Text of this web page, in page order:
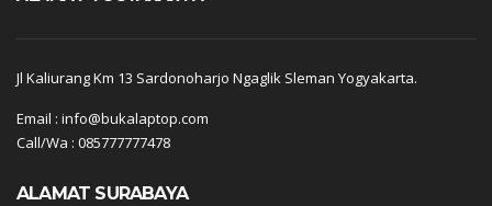
Jl Kaliurang Km 13 Sardonoharjo Ngaglik Sleman Yogyakarta.
Email : info@bukalaptop.com
Call/Wa : 085777777478
ALAMAT SURABAYA